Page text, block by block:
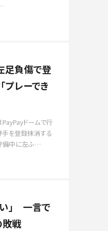
足負傷で登
レーでき
ドームで行
を登録抹消する
備中に左ふ…
」 一言で
戦